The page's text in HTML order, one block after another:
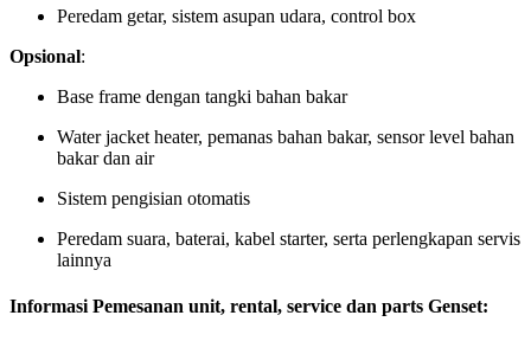
Peredam getar, sistem asupan udara, control box
Opsional:
Base frame dengan tangki bahan bakar
Water jacket heater, pemanas bahan bakar, sensor level bahan
bakar dan air
Sistem pengisian otomatis
Peredam suara, baterai, kabel starter, serta perlengkapan servis
lainnya
Informasi Pemesanan unit, rental, service dan parts Genset: